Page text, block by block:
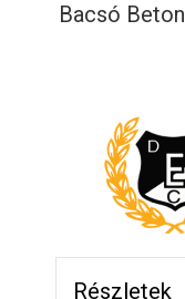
Bacsó
Részletek